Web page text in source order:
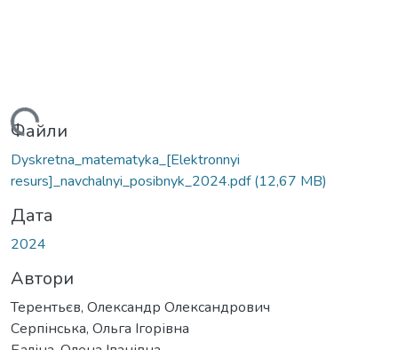
Файли
Dyskretna_matematyka_[Elektronnyi
resurs]_navchalnyi_posibnyk_2024.pdf(12,67 MB)
Дата
2024
Автори
Терентьєв, Олександр Олександрович
Серпінська, Ольга Ігорівна